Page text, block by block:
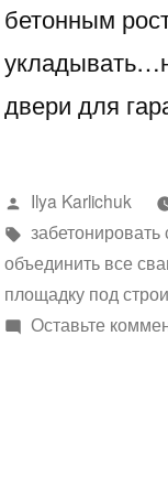
бетонным
двери для
Написано
автором
Ilya Karlichuk
Метки:
забетонировать
объединить все
площадку под
Оставьте